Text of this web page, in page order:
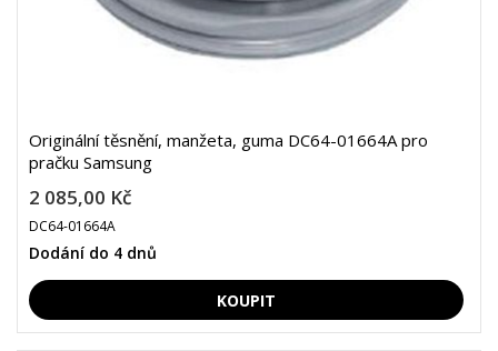
Originální těsnění, manžeta, guma DC64-01664A pro
pračku Samsung
2 085,00 Kč
DC64-01664A
Dodání do 4 dnů